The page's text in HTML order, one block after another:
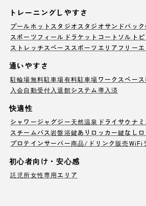
トレーニングしやすさ
プールホットスタジオ スタジオサンドバック
スポーツフィールド ラケットコート ソルト
ストレッチスペース スポーツエリア フリー
通いやすさ
駐輪場無料駐車場有料駐車場ワークスペース
入会自動受付 入退館システム導入済
快適性
シャワージャグジー天然温泉 ドライサウナ
スチームバス岩盤浴鍵ありロッカー鍵なしロ
プロテインサーバー商品/ドリンク販売WiFi
初心者向け・安心感
託児所女性専用エリア